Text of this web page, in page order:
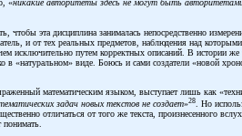
«никакие авторитеты здесь не могут быть
эта дисциплина занималась непосредственно
и от тех реальных предметов, наблюдения над
путем корректных описаний. В истории
виде. Боюсь и сами создатели «новой
математическим языком, выступает лишь как
задач новых текстов не создает»28
. Но
отличаться от того же текста, произнесенного